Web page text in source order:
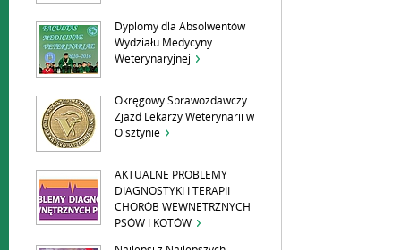
Dyplomy dla Absolwentów
Wydziału Medycyny
Weterynaryjnej
Okręgowy Sprawozdawczy
Zjazd Lekarzy Weterynarii w
Olsztynie
AKTUALNE PROBLEMY
DIAGNOSTYKI I TERAPII
CHORÓB WEWNETRZNYCH
PSÓW I KOTÓW